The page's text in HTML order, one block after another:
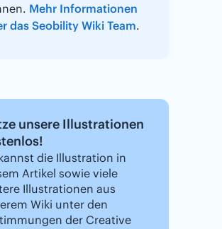
Mehr Informationen
das Seobility Wiki Team.
unsere Illustrationen
die Illustration in
Artikel sowie viele
Illustrationen aus
Wiki unter den
der Creative